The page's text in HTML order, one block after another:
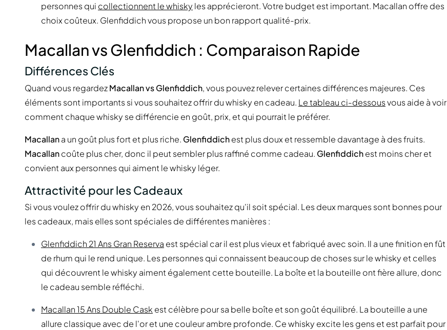
personnes qui collectionnent le whisky les apprécieront. Votre budget est important. Macallan offre des
choix coûteux. Glenfiddich vous propose un bon rapport qualité-prix.
Macallan vs Glenfiddich : Comparaison Rapide
Différences Clés
Quand vous regardezMacallan vs Glenfiddich, vous pouvez relever certaines différences majeures. Ces
éléments sont importants si vous souhaitez offrir du whisky en cadeau. Le tableau ci-dessousvous aide à voir
comment chaque whisky se différencie en goût, prix, et qui pourrait le préférer.
Macallana un goût plus fort et plus riche. Glenfiddichest plus doux et ressemble davantage à des fruits.
Macallancoûte plus cher, donc il peut sembler plus raffiné comme cadeau. Glenfiddichest moins cher et
convient aux personnes qui aiment le whisky léger.
Attractivité pour les Cadeaux
Si vous voulez offrir du whisky en 2026, vous souhaitez qu'il soit spécial. Les deux marques sont bonnes pour
les cadeaux, mais elles sont spéciales de différentes manières :
Glenfiddich 21 Ans Gran Reserva est spécial car il est plus vieux et fabriqué avec soin. Il a une finition en fût
de rhum qui le rend unique. Les personnes qui connaissent beaucoup de choses sur le whisky et celles
qui découvrent le whisky aiment également cette bouteille. La boîte et la bouteille ont fière allure, donc
le cadeau semble réfléchi.
Macallan 15 Ans Double Caskest célèbre pour sa belle boîte et son goût équilibré. La bouteille a une
allure classique avec de l'or et une couleur ambre profonde. Ce whisky excite les gens et est parfait pour